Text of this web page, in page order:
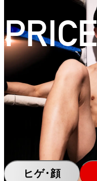
ヒゲ･顔